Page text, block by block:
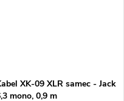
XK-09 XLR samec - Jack
mono, 0,9 m